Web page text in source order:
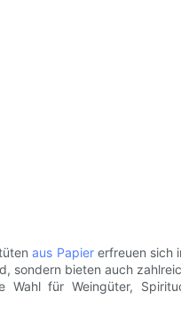
aus Papiererfreuen sich
sondern bieten auch
für Weingüter,